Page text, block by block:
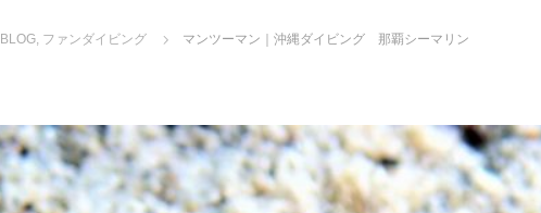
BLOG, ファンダイビング マンツーマン｜沖縄ダイビング 那覇シーマリン